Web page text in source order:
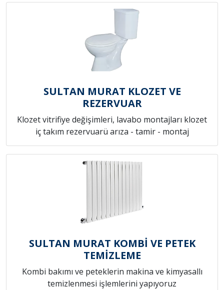
SULTAN MURAT KLOZET VE
REZERVUAR
Klozet vitrifiye değişimleri, lavabo montajları klozet
iç takım rezervuarü arıza - tamir - montaj
SULTAN MURAT KOMBİ VE PETEK
TEMİZLEME
Kombi bakımı ve peteklerin makina ve kimyasallı
temizlenmesi işlemlerini yapıyoruz